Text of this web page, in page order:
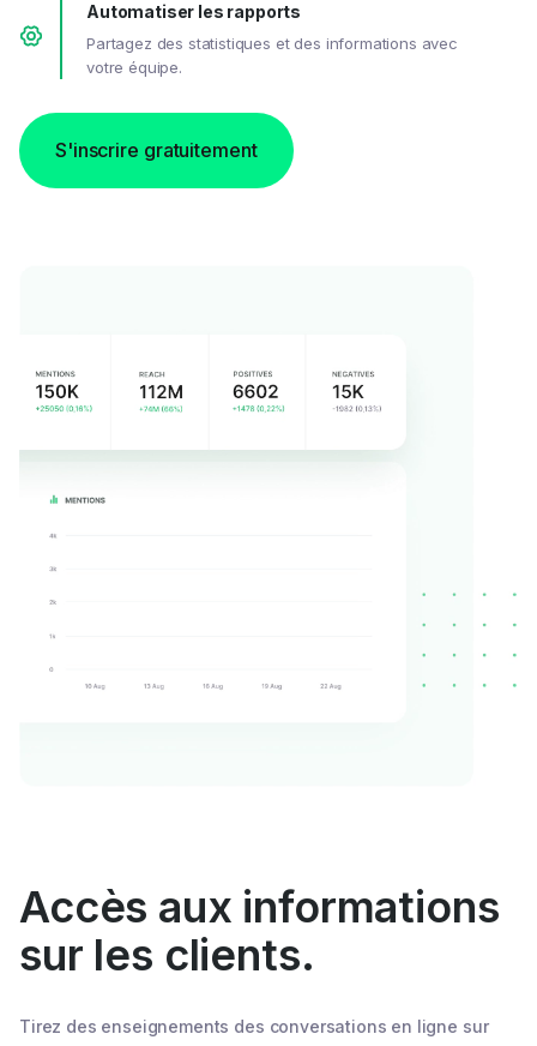
Automatiser les rapports
Partagez des statistiques et des informations avec
votre équipe.
S'inscrire gratuitement
Accès aux informations
sur les clients.
Tirez des enseignements des conversations en ligne sur